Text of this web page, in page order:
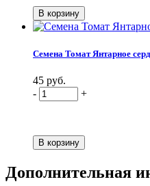
Семена Томат Янтарное
45 руб.
-
+
Дополнительная